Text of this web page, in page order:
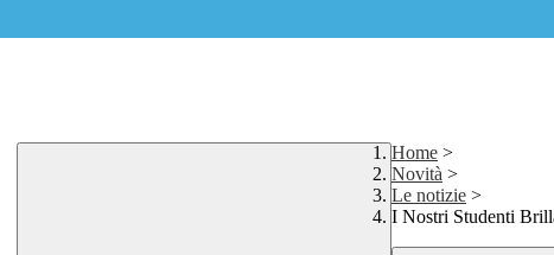
Home >
Novità >
Le notizie >
I Nostri Studenti